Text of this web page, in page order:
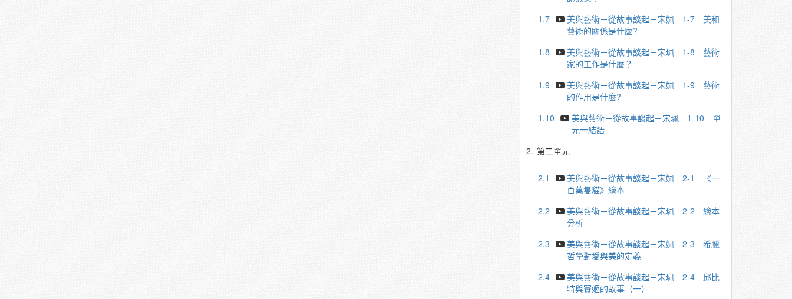
1.7
美與藝術－從故事談起－宋姵 1-7 美和
藝術的關係是什麼?
1.8
美與藝術－從故事談起－宋珮 1-8 藝術
家的⼯作是什麼？
1.9
美與藝術－從故事談起－宋姵 1-9 藝術
的作用是什麼?
1.10
美與藝術－從故事談起－宋珮 1-10 單
元⼀結語
2. 第二單元
2.1
美與藝術－從故事談起－宋姵 2-1 《一
百萬隻貓》繪本
2.2
美與藝術－從故事談起－宋珮 2-2 繪本
分析
2.3
美與藝術－從故事談起－宋姵 2-3 希臘
哲學對愛與美的定義
2.4
美與藝術－從故事談起－宋珮 2-4 邱比
特與賽姬的故事（一）